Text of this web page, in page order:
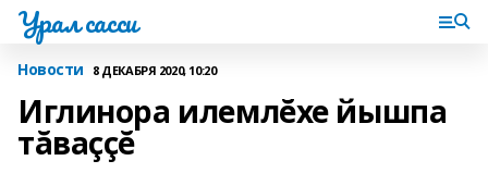
Урал сасси
Новости 8 ДЕКАБРЯ 2020, 10:20
Иглинора илемлĕхе йышпа
тăваççĕ